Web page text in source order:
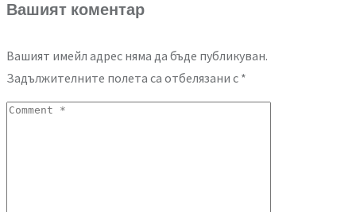
Вашият коментар
Вашият имейл адрес няма да бъде публикуван.
Задължителните полета са отбелязани с *